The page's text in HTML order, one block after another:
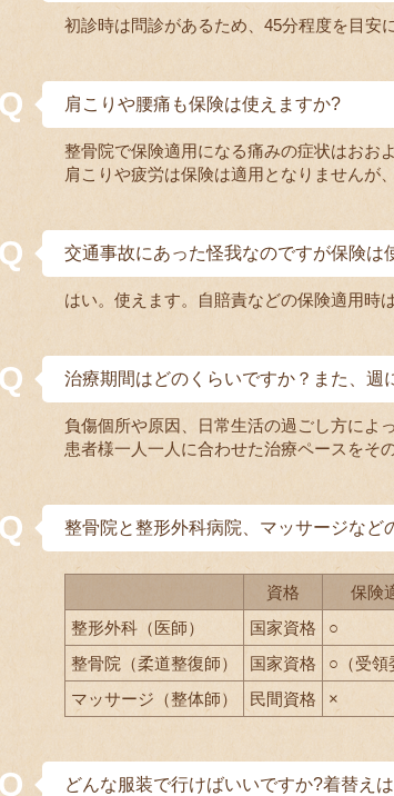
初診時は問診があるため、45分程度を目安
肩こりや腰痛も保険は使えますか?
整骨院で保険適用になる痛みの症状はおお
肩こりや疲労は保険は適用となりませんが
交通事故にあった怪我なのですが保険
はい。使えます。自賠責などの保険適用時
治療期間はどのくらいですか？また、週
負傷個所や原因、日常生活の過ごし方によ
患者様一人一人に合わせた治療ペースをそ
整骨院と整形外科病院、マッサージなど
資格 保険
整形外科（医師）
国家資格 ○
整骨院（柔道整復師）
国家資格 ○（受領
マッサージ（整体師）
民間資格 ×
どんな服装で行けばいいですか?着替え